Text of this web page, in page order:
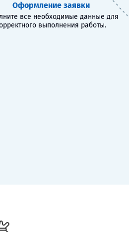
Оформление заявки
все необходимые данные для
выполнения работы.